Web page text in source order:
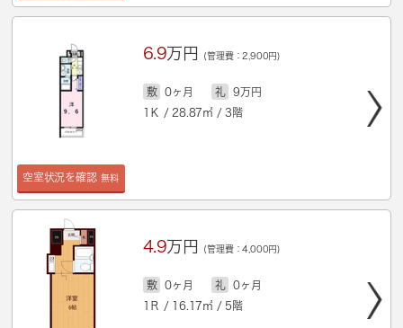
空室状況を確認 無料
6.9 万円 (管理費：2,900円)
敷 0ヶ月 礼
9万円
1Ｋ / 28.87㎡ / 3階
4.9万円 (管理費：4,000円)
敷 0ヶ月 礼
0ヶ月
1Ｒ / 16.17㎡ / 5階